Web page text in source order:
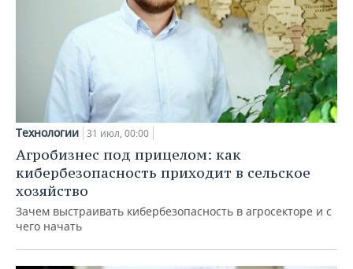
Технологии 31 июл, 00:00
Агробизнес под прицелом: как
кибербезопасность приходит в сельское
хозяйство
Зачем выстраивать кибербезопасность в агросекторе и с
чего начать